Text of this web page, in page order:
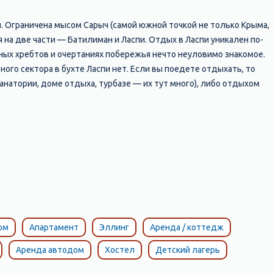
мысом Сарыч (самой южной точкой не только Крыма,
на две части — Батилиман и Ласпи. Отдых в Ласпи уникален по-
хребтов и очертаниях побережья нечто неуловимо знакомое.
сектора в бухте Ласпи нет. Если вы поедете отдыхать, то
доме отдыха, турбазе — их тут много), либо отдыхом
чистое, что в районе санатория «Батилиман» устраиваются
как Батилиман относится к территории заповедника Айя,
и они уже не появляются. В принципе, мелкоэтажные домики
кардинально похудеть — выбор условно пригодный. Отдых
трассеСевастополь — Ялта, над бухтой Ласпи расположена
остановиться и посмотреть. Площадку можно узнать
Апартамент Эллинг Аренда / коттедж
Аренда автодом Хостел Детский лагерь